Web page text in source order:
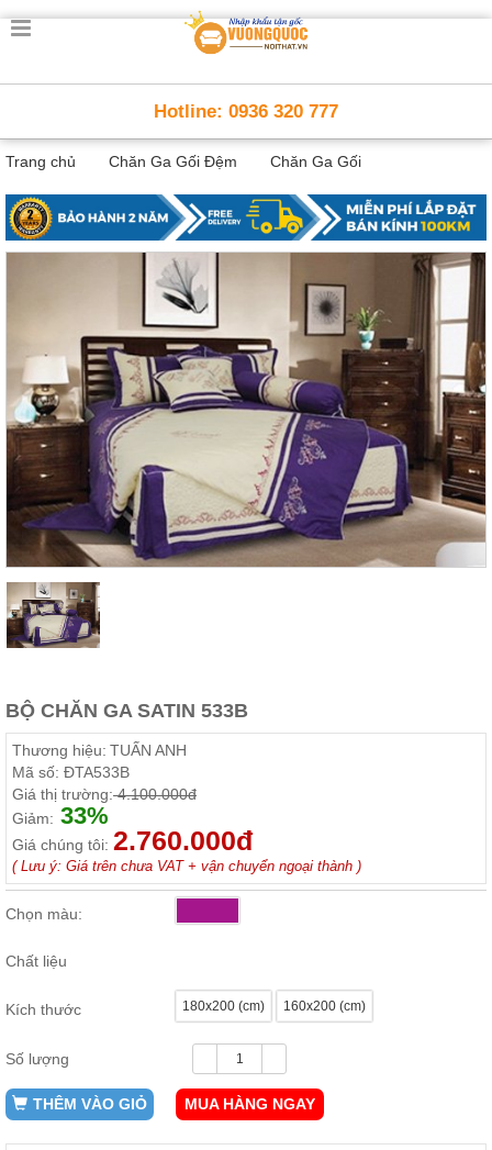
Trang
Thông
Minh
thất
thông
minh
Em
tầng,
bàn
học, tủ
sách
Nội
Thất
Phòng
Khách
rượu,
Bàn
trà...
Thất
Phòng
Ngủ
Giường
ngủ, tủ
áo, bàn
trang
điểm
Nội
Thất
Ăn
ghế
bếp
Nội
Hotline: 0936 320 777
Trang chủ Chăn Ga Gối Đệm Chăn Ga Gối
BỘ CHĂN GA SATIN 533B
Thương hiệu: TUẤN ANH
Mã số: ĐTA533B
Giá thị trường:4.100.000đ
Giảm: 33%
Giá chúng tôi: 2.760.000đ
( Lưu ý: Giá trên chưa VAT + vận chuyển ngoại thành )
Chọn màu:
Chất liệu
Kích thước 180x200 (cm) 160x200 (cm)
Số lượng
THÊM VÀO GIỎ MUA HÀNG NGAY